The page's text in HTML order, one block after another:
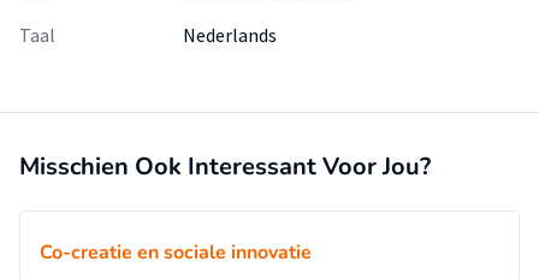
Taal
Nederlands
Misschien Ook Interessant Voor Jou?
Co-creatie en sociale innovatie